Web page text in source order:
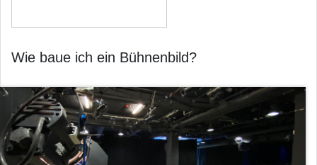
Wie baue ich ein Bühnenbild?